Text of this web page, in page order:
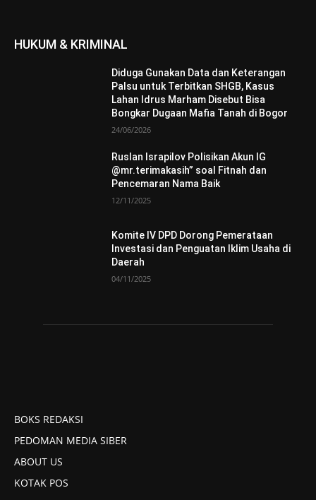
HUKUM & KRIMINAL
Diduga Gunakan Data dan Keterangan
Palsu untuk Terbitkan SHGB, Kasus
Lahan Idrus Marham Disebut Bisa
Bongkar Dugaan Mafia Tanah di Bogor
24/06/2026
Ruslan Israpilov Polisikan Akun IG
@mr.terimakasih” soal Fitnah dan
Pencemaran Nama Baik
12/11/2025
Komite IV DPD Dorong Pemerataan
Investasi dan Penguatan Iklim Usaha di
Daerah
04/11/2025
BOKS REDAKSI
PEDOMAN MEDIA SIBER
ABOUT US
KOTAK POS